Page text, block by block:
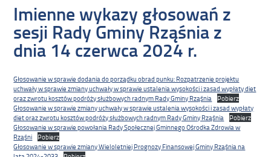
Imienne wykazy głosowań z
sesji Rady Gminy Rząśnia z
dnia 14 czerwca 2024 r.
Głosowanie w sprawie dodania do porządku obrad punku: Rozpatrzenie projektu
uchwały w sprawie zmiany uchwały w sprawie ustalenia wysokości i zasad wypłaty diet
oraz zwrotu kosztów podróży służbowych radnym Rady Gminy Rząśnia
Pobierz
Głosowanie w sprawie zmiany uchwały w sprawie ustalenia wysokości i zasad wypłaty
diet oraz zwrotu kosztów podróży służbowych radnym Rady Gminy Rząśnia
Pobierz
Głosowanie w sprawie powołania Rady Społecznej Gminnego Ośrodka Zdrowia w
Rząśni
Pobierz
Głosowanie w sprawie zmiany Wieloletniej Prognozy Finansowej Gminy Rząśnia na